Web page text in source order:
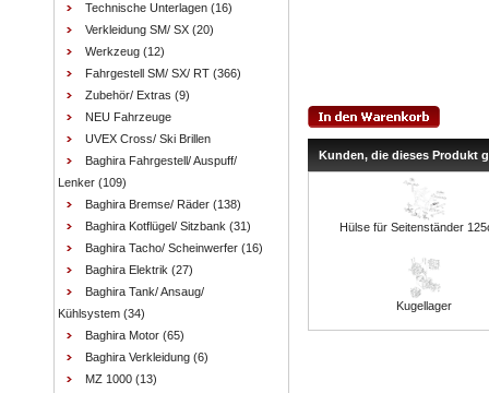
Technische Unterlagen (16)
Verkleidung SM/ SX (20)
Werkzeug (12)
Fahrgestell SM/ SX/ RT (366)
Zubehör/ Extras (9)
NEU Fahrzeuge
UVEX Cross/ Ski Brillen
Baghira Fahrgestell/ Auspuff/
Lenker (109)
Baghira Bremse/ Räder (138)
Baghira Kotflügel/ Sitzbank (31)
Baghira Tacho/ Scheinwerfer (16)
Baghira Elektrik (27)
Baghira Tank/ Ansaug/
Kühlsystem (34)
Baghira Motor (65)
Baghira Verkleidung (6)
MZ 1000 (13)
Kunden, die dieses Produkt
Hülse für Seitenständer
Kugellager